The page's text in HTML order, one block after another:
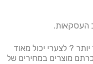
? לצערי יכול מאוד
מוצרים במחירים של